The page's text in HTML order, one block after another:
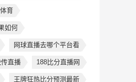
育
如何
网球直播去哪个平台看
直播 188比分直播网
王牌狂热比分预测最新